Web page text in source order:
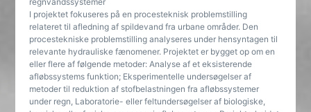
I projektet fokuseres på en procesteknisk problemstilling
relateret til afledning af spildevand fra urbane områder. Den
procestekniske problemstilling analyseres under hensyntagen til
relevante hydrauliske fænomener. Projektet er bygget op om en
eller flere af følgende metoder: Analyse af et eksisterende
afløbssystems funktion; Eksperimentelle undersøgelser af
metoder til reduktion af stofbelastningen fra afløbssystemer
under regn, Laboratorie- eller feltundersøgelser af biologiske,